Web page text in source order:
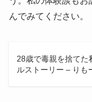
んでみてください。
28歳で毒親を捨てた
ルストーリー – りも